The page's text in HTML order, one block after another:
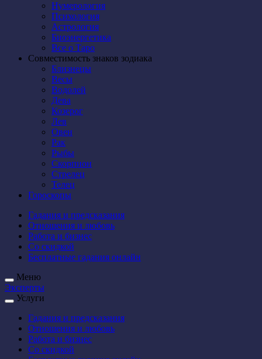
Нумерология
Психология
Астрология
Биоэнергетика
Все о Таро
Совместимость знаков зодиака
Близнецы
Весы
Водолей
Дева
Козерог
Лев
Овен
Рак
Рыбы
Скорпион
Стрелец
Телец
Гороскопы
Гадания и предсказания
Отношения и любовь
Работа и бизнес
Со скидкой
Бесплатные гадания онлайн
Меню
Эксперты
Услуги
Гадания и предсказания
Отношения и любовь
Работа и бизнес
Со скидкой